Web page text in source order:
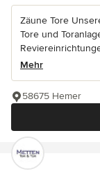
Zäune Tore
Tore und
Mehr
58675 Hemer